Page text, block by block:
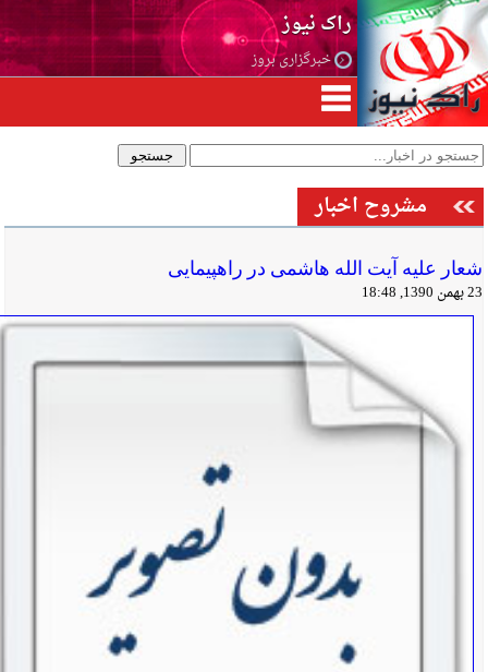
راک نیوز
خبرگزاری بروز
مشروح اخبار
شعار علیه آیت الله هاشمی در راهپیمایی
23 بهمن 1390, 18:48